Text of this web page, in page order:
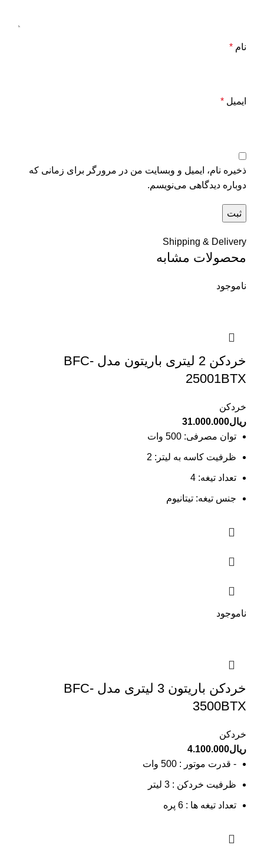
نام *
ایمیل *
ذخیره نام، ایمیل و وبسایت من در مرورگر برای زمانی که
دوباره دیدگاهی می‌نویسم.
Shipping & Delivery
محصولات مشابه
ناموجود
خردکن 2 لیتری باریتون مدل BFC-
25001BTX
خردکن
ریال31.000.000
توان مصرفی: 500 وات
ظرفیت کاسه به لیتر: 2
تعداد تیغه: 4
جنس تیغه: تیتانیوم
ناموجود
خردکن باریتون 3 لیتری مدل BFC-
3500BTX
خردکن
ریال4.100.000
- قدرت موتور : 500 وات
ظرفیت خردکن : 3 لیتر
تعداد تیغه ها : 6 پره